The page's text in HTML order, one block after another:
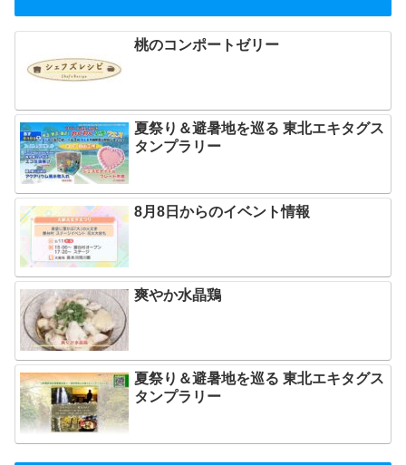
桃のコンポートゼリー
夏祭り＆避暑地を巡る 東北エキタグス
タンプラリー
8月8日からのイベント情報
爽やか水晶鶏
夏祭り＆避暑地を巡る 東北エキタグス
タンプラリー